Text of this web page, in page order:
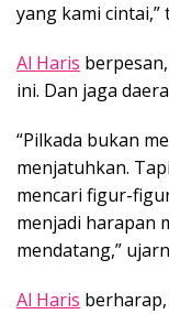
yang kami cintai,”
Al Haris
ini. Dan jaga
“Pilkada bukan
menjatuhkan.
mencari figur-
menjadi harapan
mendatang,”
Al Haris